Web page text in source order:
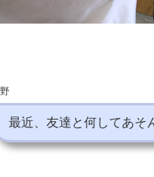
最近、友達と何してあそ